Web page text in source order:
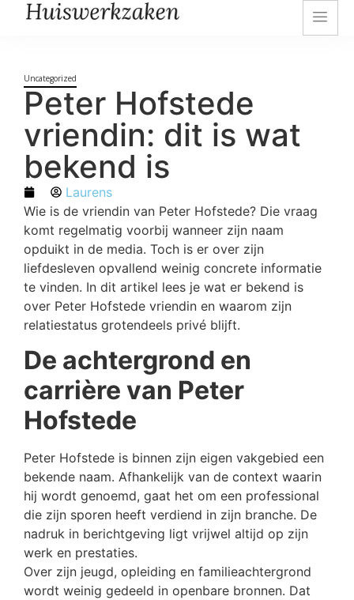
Uncategorized
Peter Hofstede
vriendin: dit is wat
bekend is
Laurens
Wie is de vriendin van Peter Hofstede? Die vraag
komt regelmatig voorbij wanneer zijn naam
opduikt in de media. Toch is er over zijn
liefdesleven opvallend weinig concrete informatie
te vinden. In dit artikel lees je wat er bekend is
over Peter Hofstede vriendin en waarom zijn
relatiestatus grotendeels privé blijft.
De achtergrond en
carrière van Peter
Hofstede
Peter Hofstede is binnen zijn eigen vakgebied een
bekende naam. Afhankelijk van de context waarin
hij wordt genoemd, gaat het om een professional
die zijn sporen heeft verdiend in zijn branche. De
nadruk in berichtgeving ligt vrijwel altijd op zijn
werk en prestaties.
Over zijn jeugd, opleiding en familieachtergrond
wordt weinig gedeeld in openbare bronnen. Dat